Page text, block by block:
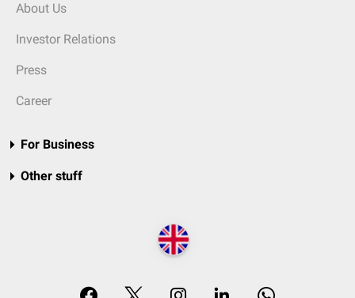
About Us
Investor Relations
Press
Career
For Business
Other stuff